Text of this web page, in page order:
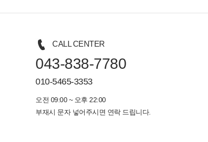
CALL CENTER
043-838-7780
010-5465-3353
오전 09:00 ~ 오후 22:00
부재시 문자 넣어주시면 연락 드립니다.